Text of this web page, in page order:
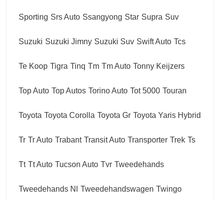
Sporting Srs Auto Ssangyong Star Supra Suv
Suzuki Suzuki Jimny Suzuki Suv Swift Auto Tcs
Te Koop Tigra Tinq Tm Tm Auto Tonny Keijzers
Top Auto Top Autos Torino Auto Tot 5000 Touran
Toyota Toyota Corolla Toyota Gr Toyota Yaris Hybrid
Tr Tr Auto Trabant Transit Auto Transporter Trek Ts
Tt Tt Auto Tucson Auto Tvr Tweedehands
Tweedehands Nl Tweedehandswagen Twingo